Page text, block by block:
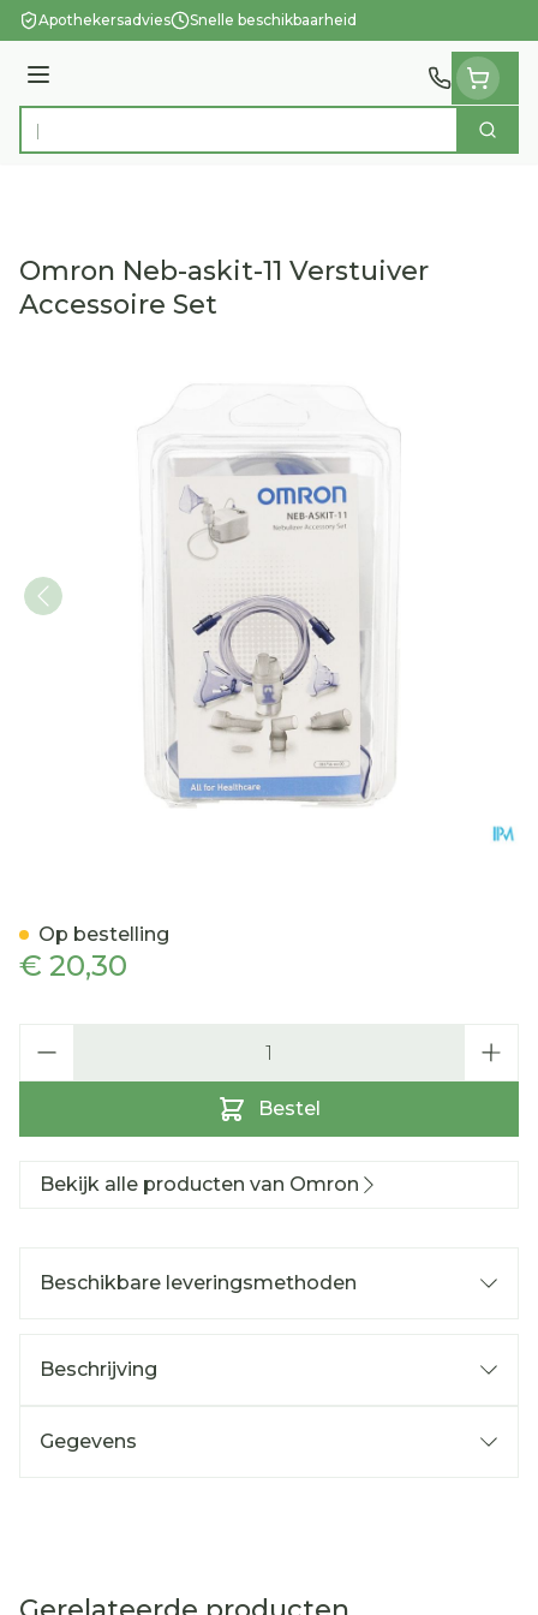
Ga naar de inhoud
Apothekersadvies Snelle beschikbaarheid
Menu
Product, merk, categorie... Zoek
Omron Neb-askit-11 Verstuiver
Accessoire Set
€ 20,30
Bestel
Op bestelling
Bekijk alle producten van Omron
Beschikbare leveringsmethoden
Beschrijving
Gegevens